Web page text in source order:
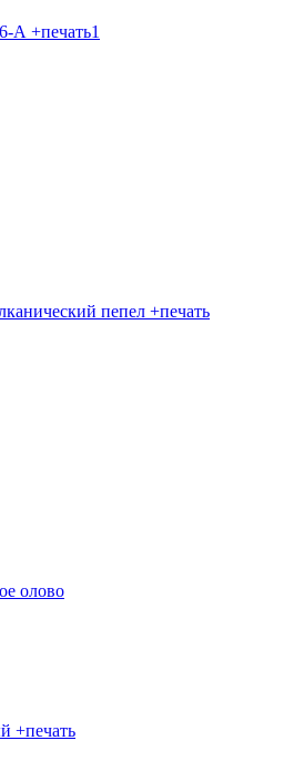
А +печать1
пепел +печать
олово
+печать